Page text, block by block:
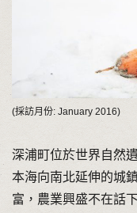
(採訪月份: January 2016)
深浦町位於世界自然
本海向南北延伸的城
富，農業興盛不在話